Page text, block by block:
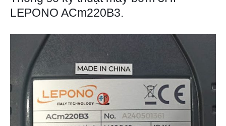
LEPONO ACm220B3.